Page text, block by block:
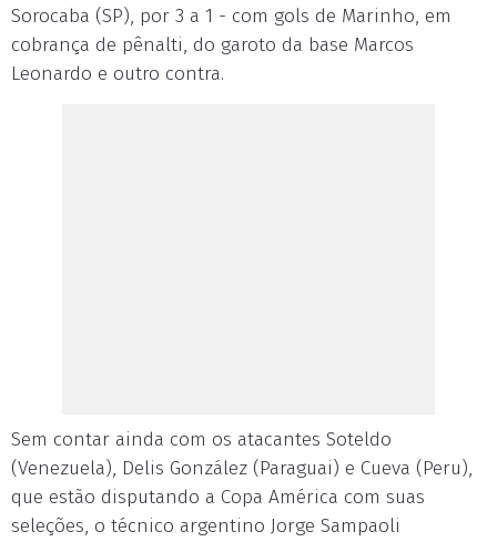
Sorocaba (SP), por 3 a 1 - com gols de Marinho, em
cobrança de pênalti, do garoto da base Marcos
Leonardo e outro contra.
Sem contar ainda com os atacantes Soteldo
(Venezuela), Delis González (Paraguai) e Cueva (Peru),
que estão disputando a Copa América com suas
seleções, o técnico argentino Jorge Sampaoli